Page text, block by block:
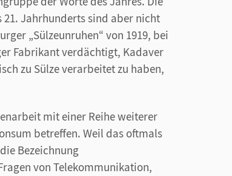
Jahrhunderts sind aber nicht
„Sülzeunruhen“ von 1919, bei
Fabrikant verdächtigt, Kadaver
zu Sülze verarbeitet zu haben,
mit einer Reihe weiterer
betreffen. Weil das oftmals
Bezeichnung
von Telekommunikation,